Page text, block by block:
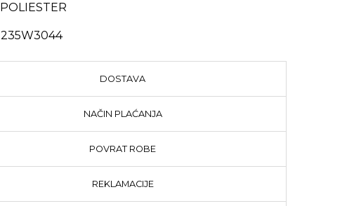
POLIESTER
235W3044
DOSTAVA
NAČIN PLAĆANJA
POVRAT ROBE
REKLAMACIJE